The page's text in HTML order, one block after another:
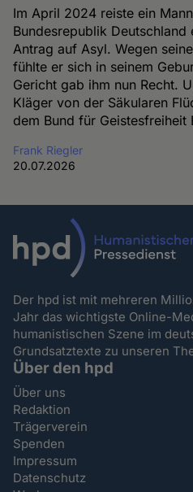
Im April 2024 reiste ein
Bundesrepublik Deutschland
Antrag auf Asyl. Wegen
fühlte er sich in seinem
Gericht gab ihm nun Recht.
Kläger von der Säkularen
dem Bund für Geistesfreiheit
Frank Riegler
20.07.2026
Der hpd ist mit mehreren
Jahr das wichtigste Online-
humanistischen Szene im
Grundsatztexte zu unseren
Über den hpd
Über uns
Redaktion
Trägerverein
Spenden
Impressum
Datenschutz